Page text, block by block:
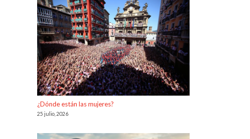
¿Dónde están las mujeres?
25 julio, 2026